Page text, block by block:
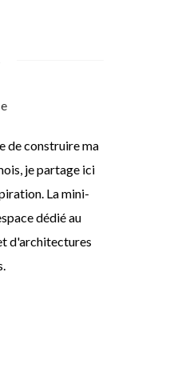
de construire ma
je partage ici
La mini-
dédié au
d'architectures